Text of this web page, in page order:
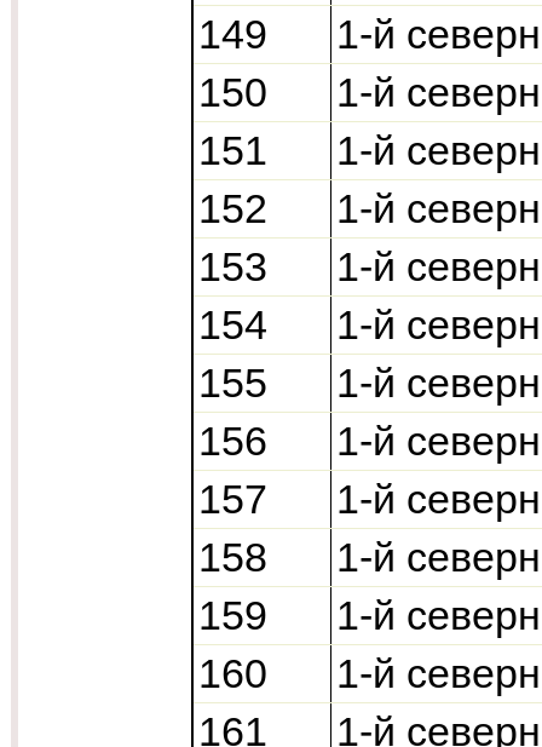
149
1-й
150
1-й
151
1-й
152
1-й
153
1-й
154
1-й
155
1-й
156
1-й
157
1-й
158
1-й
159
1-й
160
1-й
161
1-й